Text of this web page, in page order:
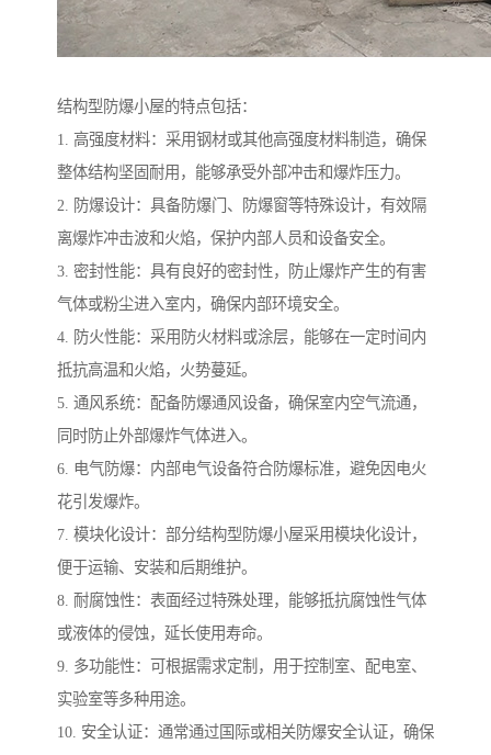
结构型防爆小屋的特点包括：
1. 高强度材料：采用钢材或其他高强度材料制造，确保
整体结构坚固耐用，能够承受外部冲击和爆炸压力。
2. 防爆设计：具备防爆门、防爆窗等特殊设计，有效隔
离爆炸冲击波和火焰，保护内部人员和设备安全。
3. 密封性能：具有良好的密封性，防止爆炸产生的有害
气体或粉尘进入室内，确保内部环境安全。
4. 防火性能：采用防火材料或涂层，能够在一定时间内
抵抗高温和火焰，火势蔓延。
5. 通风系统：配备防爆通风设备，确保室内空气流通，
同时防止外部爆炸气体进入。
6. 电气防爆：内部电气设备符合防爆标准，避免因电火
花引发爆炸。
7. 模块化设计：部分结构型防爆小屋采用模块化设计，
便于运输、安装和后期维护。
8. 耐腐蚀性：表面经过特殊处理，能够抵抗腐蚀性气体
或液体的侵蚀，延长使用寿命。
9. 多功能性：可根据需求定制，用于控制室、配电室、
实验室等多种用途。
10. 安全认证：通常通过国际或相关防爆安全认证，确保